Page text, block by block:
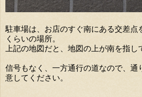
駐車場は、お店のすぐ南にある交差点
くらいの場所。
上記の地図だと、地図の上が南を指し
信号もなく、一方通行の道なので、通
意してください。